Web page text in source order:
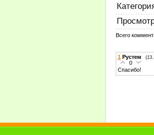
Всего
1 Рустем
0
Спасибо!